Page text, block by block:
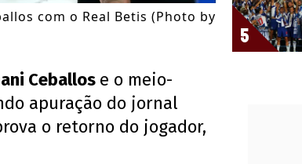
com o Real Betis (Photo by
Ceballos e o meio-
apuração do jornal
o retorno do jogador,
5